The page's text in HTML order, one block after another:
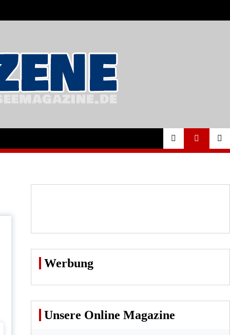
Werbung
Unsere Online Magazine